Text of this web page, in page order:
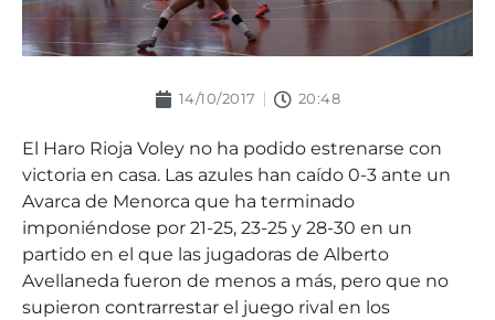
14/10/2017 20:48
El Haro Rioja Voley no ha podido estrenarse con
victoria en casa. Las azules han caído 0-3 ante un
Avarca de Menorca que ha terminado
imponiéndose por 21-25, 23-25 y 28-30 en un
partido en el que las jugadoras de Alberto
Avellaneda fueron de menos a más, pero que no
supieron contrarrestar el juego rival en los